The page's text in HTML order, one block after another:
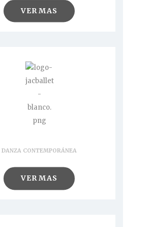
VER MAS
DANZA CONTEMPORÁNEA
VER MAS